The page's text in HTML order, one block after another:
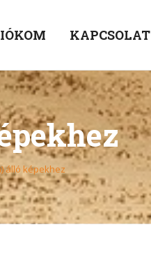
KAPCSOLAT
álló képekhez